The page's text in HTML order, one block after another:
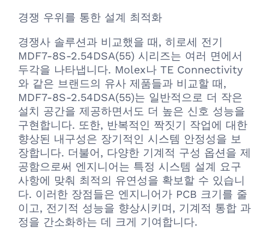
경쟁 우위를 통한 설계 최적화
경쟁사 솔루션과 비교했을 때, 히로세 전기
MDF7-8S-2.54DSA(55) 시리즈는 여러 면에서
두각을 나타냅니다. Molex나 TE Connectivity
와 같은 브랜드의 유사 제품들과 비교할 때,
MDF7-8S-2.54DSA(55)는 일반적으로 더 작은
설치 공간을 제공하면서도 더 높은 신호 성능을
구현합니다. 또한, 반복적인 짝짓기 작업에 대한
향상된 내구성은 장기적인 시스템 안정성을 보
장합니다. 더불어, 다양한 기계적 구성 옵션을 제
공함으로써 엔지니어는 특정 시스템 설계 요구
사항에 맞춰 최적의 유연성을 확보할 수 있습니
다. 이러한 장점들은 엔지니어가 PCB 크기를 줄
이고, 전기적 성능을 향상시키며, 기계적 통합 과
정을 간소화하는 데 크게 기여합니다.